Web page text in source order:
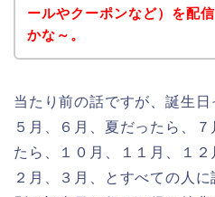
ールやクーポンなど）を配
かな～。
当たり前の話ですが、誕生日
５月、６月、夏だったら、
たら、１０月、１１月、１２
２月、３月、とすべての人